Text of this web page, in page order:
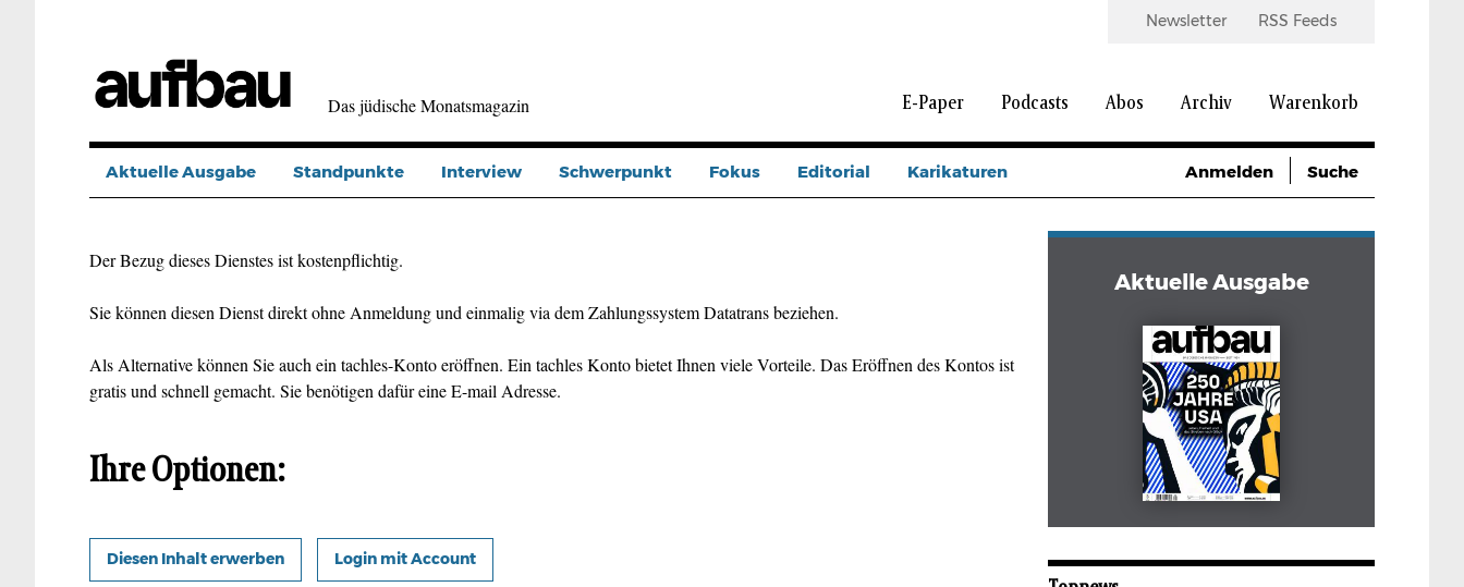
Das jüdische Monatsmagazin
Newsletter RSS Feeds
E-Paper Podcasts Abos Archiv Warenkorb
Aktuelle Ausgabe Standpunkte Interview Schwerpunkt Fokus Editorial Karikaturen Anmelden Suche
Der Bezug dieses Dienstes ist kostenpflichtig.
Sie können diesen Dienst direkt ohne Anmeldung und einmalig via dem Zahlungssystem Datatrans beziehen.
Als Alternative können Sie auch ein tachles-Konto eröffnen. Ein tachles Konto bietet Ihnen viele Vorteile. Das Eröffnen des Kontos ist
gratis und schnell gemacht. Sie benötigen dafür eine E-mail Adresse.
Ihre Optionen:
Login mit Account
Aktuelle Ausgabe
Mai 2026